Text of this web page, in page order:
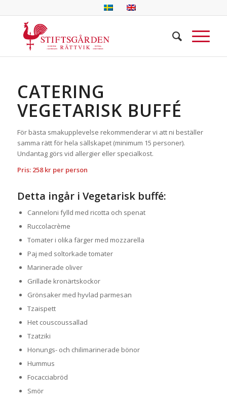
CATERING
VEGETARISK BUFFÉ
För bästa smakupplevelse rekommenderar vi att ni beställer
samma rätt för hela sällskapet (minimum 15 personer).
Undantag görs vid allergier eller specialkost.
Pris: 258 kr per person
Detta ingår i Vegetarisk buffé:
Canneloni fylld med ricotta och spenat
Ruccolacrème
Tomater i olika färger med mozzarella
Paj med soltorkade tomater
Marinerade oliver
Grillade kronärtskockor
Grönsaker med hyvlad parmesan
Tzaispett
Het couscoussallad
Tzatziki
Honungs- och chilimarinerade bönor
Hummus
Focacciabröd
Smör